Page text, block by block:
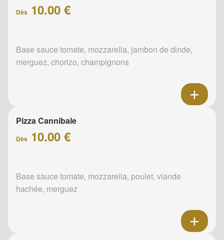
Dès 10.00 €
Base sauce tomate, mozzarella, jambon de dinde,
merguez, chorizo, champignons
Pizza Cannibale
Dès 10.00 €
Base sauce tomate, mozzarella, poulet, viande
hachée, merguez